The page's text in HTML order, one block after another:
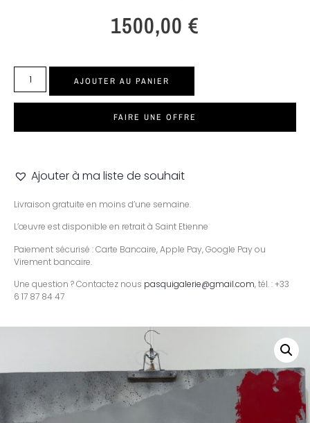
1500,00€
AJOUTER AU PANIER
FAIRE UNE OFFRE
Ajouter à ma liste de souhait
Livraison gratuite en moins d’une semaine.
L’œuvre est disponible en retrait à Saint Etienne
Paiement sécurisé : Carte Bancaire, Apple Pay, Google Pay ou
Virement bancaire.
Une question ? Contactez nous pasquigalerie@gmail.com, tél. : +33
6 17 87 84 47